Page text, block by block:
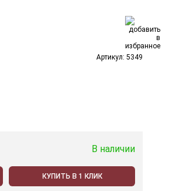
Артикул: 5349
В наличии
КУПИТЬ В 1 КЛИК